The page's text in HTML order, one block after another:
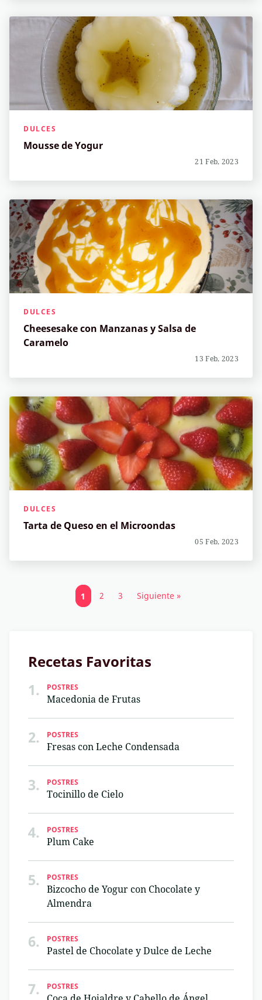
DULCES
Mousse de Yogur
21 Feb, 2023
DULCES
Cheesesake con Manzanas y Salsa de
Caramelo
13 Feb, 2023
DULCES
Tarta de Queso en el Microondas
05 Feb, 2023
1 2 3 Siguiente »
Recetas Favoritas
1.
POSTRES
Macedonia de Frutas
2. POSTRES
Fresas con Leche Condensada
3. POSTRES
Tocinillo de Cielo
4. POSTRES
Plum Cake
5. POSTRES
Bizcocho de Yogur con Chocolate y
Almendra
6. POSTRES
Pastel de Chocolate y Dulce de Leche
7. POSTRES